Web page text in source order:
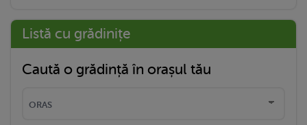
Listă cu grădinițe
Caută o grădință în orașul tău